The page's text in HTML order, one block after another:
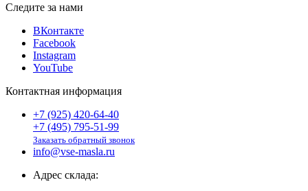
Следите за нами
ВКонтакте
Facebook
Instagram
YouTube
Контактная информация
+7 (925) 420-64-40
+7 (495) 795-51-99
Заказать обратный звонок
info@vse-masla.ru
Адрес склада: